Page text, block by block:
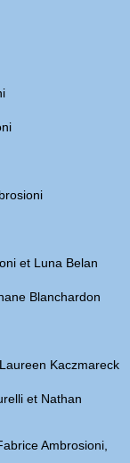
et Luna Belan
Blanchardon
Kaczmareck
et Nathan
Ambrosioni,